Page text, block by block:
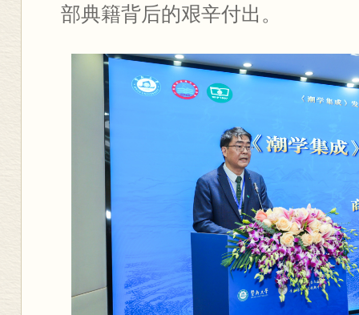
部典籍背后的艰辛付出。